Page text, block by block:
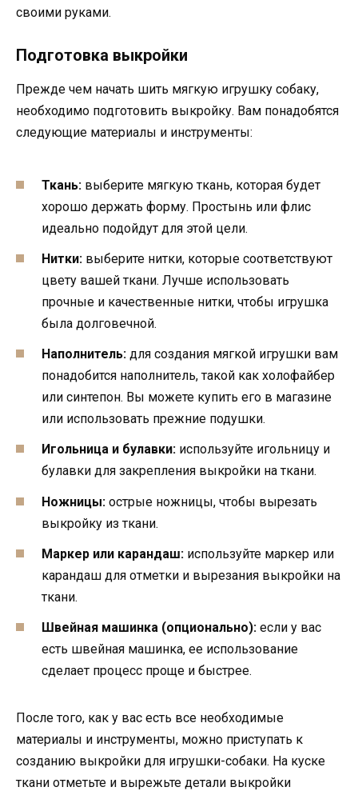
своими руками.
Подготовка выкройки
Прежде чем начать шить мягкую игрушку собаку,
необходимо подготовить выкройку. Вам понадобятся
следующие материалы и инструменты:
Ткань: выберите мягкую ткань, которая будет
хорошо держать форму. Простынь или флис
идеально подойдут для этой цели.
Нитки: выберите нитки, которые соответствуют
цвету вашей ткани. Лучше использовать
прочные и качественные нитки, чтобы игрушка
была долговечной.
Наполнитель: для создания мягкой игрушки вам
понадобится наполнитель, такой как холофайбер
или синтепон. Вы можете купить его в магазине
или использовать прежние подушки.
Игольница и булавки: используйте игольницу и
булавки для закрепления выкройки на ткани.
Ножницы: острые ножницы, чтобы вырезать
выкройку из ткани.
Маркер или карандаш: используйте маркер или
карандаш для отметки и вырезания выкройки на
ткани.
Швейная машинка (опционально): если у вас
есть швейная машинка, ее использование
сделает процесс проще и быстрее.
После того, как у вас есть все необходимые
материалы и инструменты, можно приступать к
созданию выкройки для игрушки-собаки. На куске
ткани отметьте и вырежьте детали выкройки